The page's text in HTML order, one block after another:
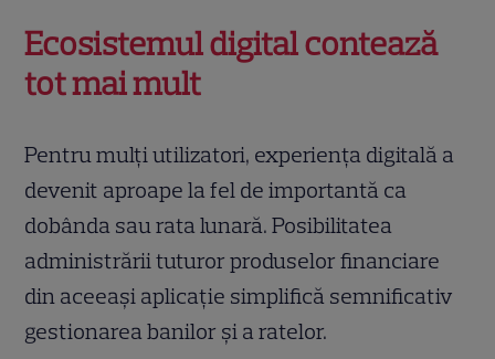
Ecosistemul digital contează
tot mai mult
Pentru mulți utilizatori, experiența digitală a
devenit aproape la fel de importantă ca
dobânda sau rata lunară. Posibilitatea
administrării tuturor produselor financiare
din aceeași aplicație simplifică semnificativ
gestionarea banilor și a ratelor.